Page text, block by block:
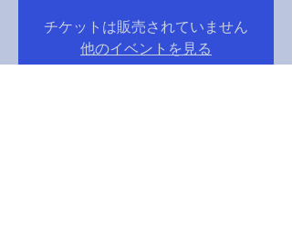
チケットは販売されていません
他のイベントを見る